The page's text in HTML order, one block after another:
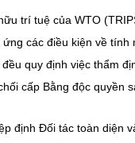
trí tuệ của WTO
các điều kiện về tính
quy định việc thẩm
cấp Bằng độc quyền
định Đối tác toàn diện